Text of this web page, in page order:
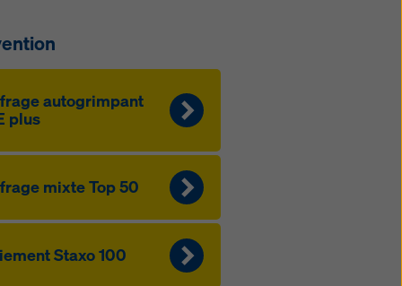
autogrimpant
plus
mixte Top 50
Staxo 100